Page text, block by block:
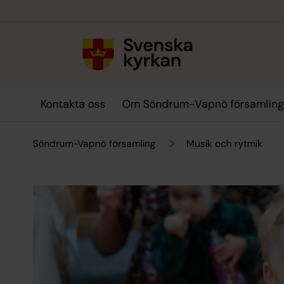
Kontakta oss Om Söndrum-Vapnö församling
Söndrum-Vapnö församling Musik och rytmik